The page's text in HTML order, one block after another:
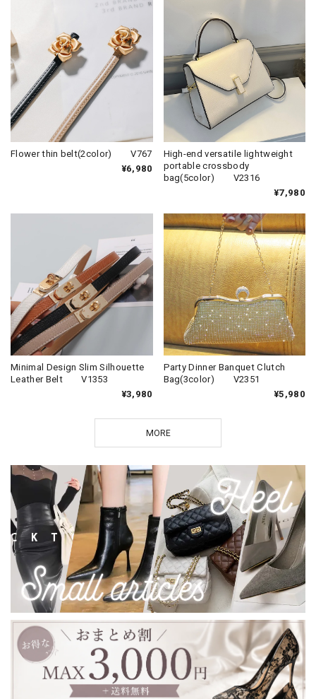
Flower thin belt(2color) V767
¥6,980
High-end versatile lightweight
portable crossbody
bag(5color) V2316
¥7,980
Minimal Design Slim Silhouette
Leather Belt V1353
¥3,980
Party Dinner Banquet Clutch
Bag(3color) V2351
¥5,980
MORE